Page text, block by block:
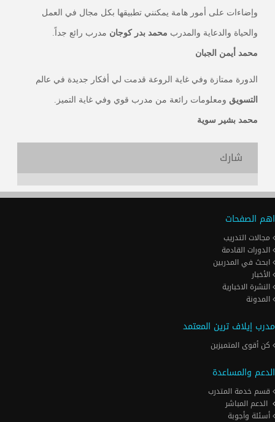
وإضاءات على أمور هامة يمكنني تطبيقها بكل مجال في العمل
والحياة والدعاية والمدرب محمد بدر كوجان مدرب رائع جداً.
محمد أيمن الجبان
الدورة ممتازة وفي غاية الروعة قدمت لي أفكار جديدة في عالم
التسويق ومعلومات رائعة من مدرب قوي وفي غاية التميز.
محمد بشير سوية
شارك
اهم الصفحات
مجالات التدريب
الدورات القادمة
ابحث في المدربين
الأخبار
النشرة الاخبارية
المدونة
مدرب إيلاف ترين المعتمد
كن أقوى المتميزين
الدعم والمساعدة
قسم خدمة المتدرب
الدعم المباشر
أسئلة وأجوبة